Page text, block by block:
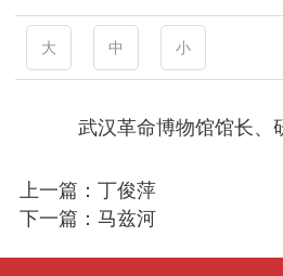
大 中 小
武汉革命博物馆馆长、
上一篇：丁俊萍
下一篇：马兹河